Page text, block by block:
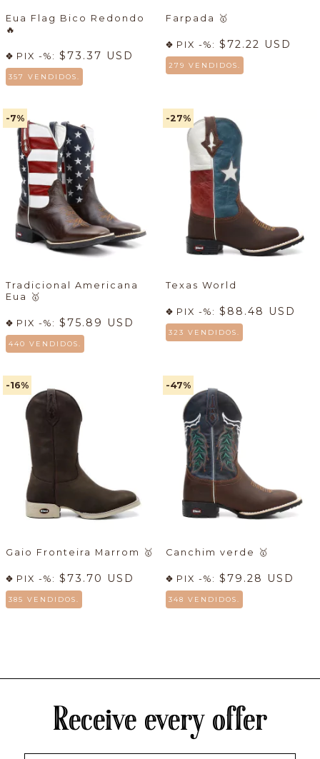
Eua Flag Bico Redondo
🔥
PIX -%: $73.37 USD
357 VENDIDOS.
Farpada 🥇
PIX -%: $72.22 USD
279 VENDIDOS.
-7%
Tradicional Americana
Eua
🥇
PIX -%: $75.89 USD
440 VENDIDOS.
-27%
Texas World
PIX -%: $88.48 USD
323 VENDIDOS.
-16%
Gaio Fronteira Marrom 🥇
PIX -%: $73.70 USD
385 VENDIDOS.
-47%
Canchim verde 🥇
PIX -%: $79.28 USD
348 VENDIDOS.
Receive every offer